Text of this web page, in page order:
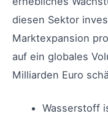
diesen Sektor
Marktexpansion
auf ein globales
Milliarden Euro
Wasserstoff